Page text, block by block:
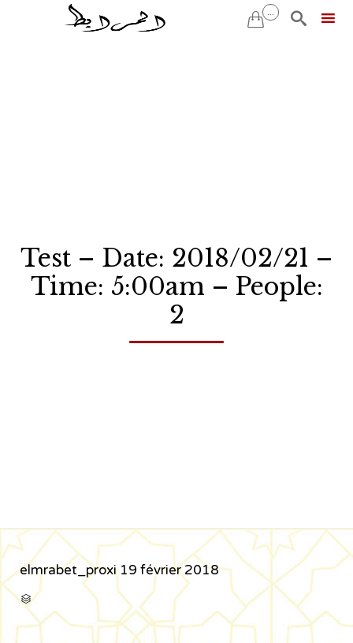
 ... 
Test – Date: 2018/02/21 –
Time: 5:00am – People:
2
elmrabet_proxi 19 février 2018
CATÉGORIE